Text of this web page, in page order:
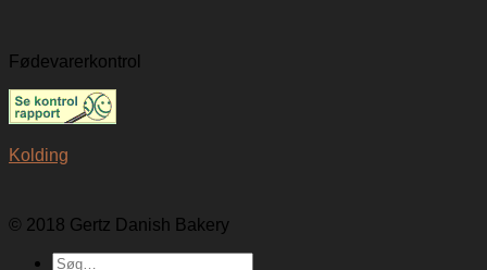
Fødevarerkontrol
Kolding
© 2018 Gertz Danish Bakery
Søg